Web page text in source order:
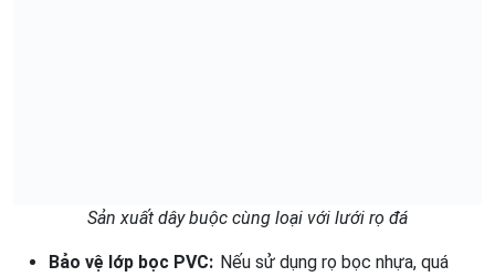
Sản xuất dây buộc cùng loại với lưới rọ đá
Bảo vệ lớp bọc PVC: Nếu sử dụng rọ bọc nhựa, quá